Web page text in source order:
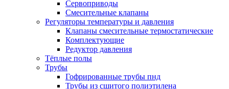
Сервоприводы
Смесительные клапаны
Регуляторы температуры и давления
Клапаны смесительные термостатические
Комплектующие
Редуктор давления
Тёплые полы
Трубы
Гофрированные трубы пнд
Трубы из сшитого полиэтилена